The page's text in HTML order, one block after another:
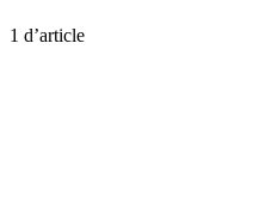
1 d’article